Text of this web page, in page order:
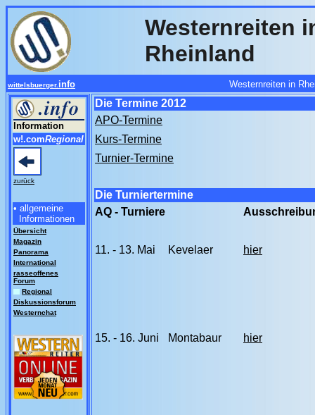
Westernreiten
Rheinland
wittelsbuerger. info Westernreiten in
Information
w!.comRegional
zurück
• allgemeine
Informationen
Übersicht
Magazin
Panorama
International
rasseoffenes
Forum
Regional
Diskussionsforum
Westernchat
Die Termine 2012
APO-Termine
Kurs-Termine
Turnier-Termine
Die Turniertermine
AQ - Turniere
11. - 13. Mai Kevelaer hier
15. - 16. Juni Montabaur hier